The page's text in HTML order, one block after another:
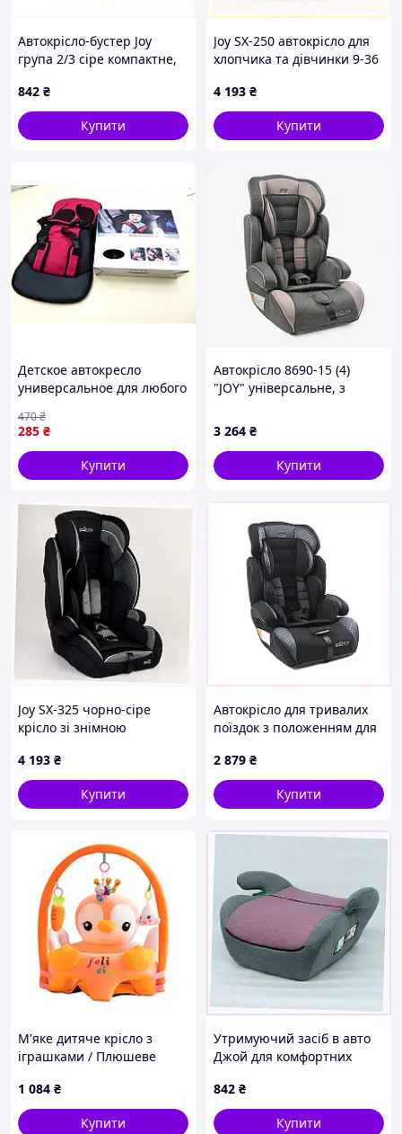
Автокрісло-бустер Joy
група 2/3 сіре компактне,
842 ₴
Купити
Joy SX-250 автокрісло для
хлопчика та дівчинки 9-36
4 193 ₴
Купити
Детское автокресло
универсальное для любого
Тайвань) ТМ
285 ₴
470₴
Купити
Автокрісло 8690-15 (4)
"JOY" універсальне, з
дитини від 9-36 кг, в пакеті
3 264 ₴
Купити
Joy SX-325 чорно-сіре
крісло зі знімною
4 193 ₴
Купити
Автокрісло для тривалих
поїздок з положенням для
2 879 ₴
Купити
М'яке дитяче крісло з
іграшками / Плюшеве
бортиками для дітей
55х20х40см Персиковий
1 084 ₴
Купити
Утримуючий засіб в авто
Джой для комфортних
M90EX04053
842 ₴
Купити